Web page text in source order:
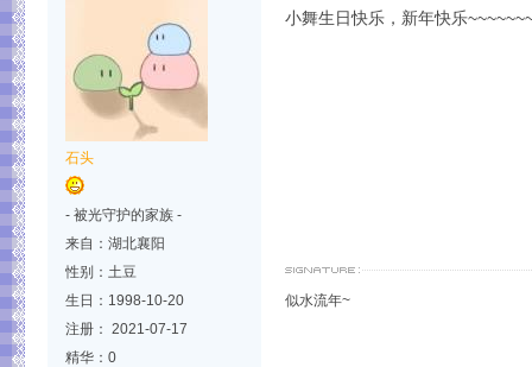
石头
- 被光守护的家族 -
来自：湖北襄阳
性别：土豆
生日：1998-10-20
注册： 2021-07-17
精华：0
小舞生日快乐，新年快乐
似水流年~